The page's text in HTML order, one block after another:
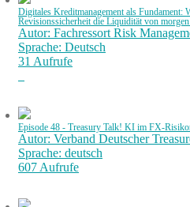
Digitales Kreditmanagement als Fundament:
Revisionssicherheit die Liquidität von
Autor: Fachressort Risk
Sprache: Deutsch
31 Aufrufe
Episode 48 - Treasury Talk! KI im FX-
Autor: Verband Deutscher
Sprache: deutsch
607 Aufrufe